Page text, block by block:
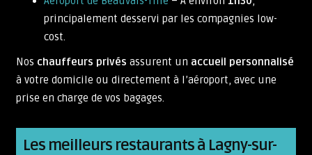
principalement desservi par les compagnies low-
cost.
Nos chauffeurs privés assurent un accueil personnalisé
à votre domicile ou directement à l’aéroport, avec une
prise en charge de vos bagages.
Les meilleurs restaurants à Lagny-sur-